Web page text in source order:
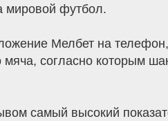
мировой футбол.
Мелбет на
мяча, согласно которым
самый высокий